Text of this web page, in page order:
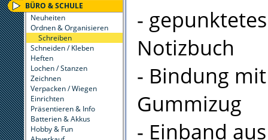
BÜRO & SCHULE
Neuheiten
Ordnen & Organisieren
Schreiben
Schneiden / Kleben
Heften
Lochen / Stanzen
Zeichnen
Verpacken / Wiegen
Einrichten
Präsentieren & Info
Batterien & Akkus
Hobby & Fun
- gepunktetes
Notizbuch
- Bindung mit
Gummizug
- Einband aus